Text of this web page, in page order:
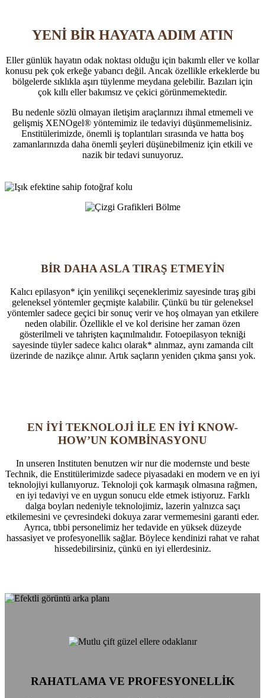
YENİ BİR HAYATA ADIM ATIN
Eller günlük hayatın odak noktası olduğu için bakımlı eller ve kollar
konusu pek çok erkeğe yabancı değil. Ancak özellikle erkeklerde bu
bölgelerde sıklıkla aşırı tüylenme meydana gelebilir. Bazıları için
çok kıllı eller bakımsız ve çekici görünmemektedir.
Bu nedenle sözlü olmayan iletişim araçlarınızı ihmal etmemeli ve
gelişmiş XENOgel® yöntemimiz ile tedaviyi düşünmemelisiniz.
Enstitülerimizde, önemli iş toplantıları sırasında ve hatta boş
zamanlarınızda daha önemli şeyleri düşünebilmeniz için etkili ve
nazik bir tedavi sunuyoruz.
BİR DAHA ASLA TIRAŞ ETMEYİN
Kalıcı epilasyon* için yenilikçi seçeneklerimiz sayesinde tıraş gibi
geleneksel yöntemler geçmişte kalabilir. Çünkü bu tür geleneksel
yöntemler sadece geçici bir sonuç verir ve hoş olmayan yan etkilere
neden olabilir. Özellikle el ve kol derisine her zaman özen
gösterilmeli ve tahrişten kaçınılmalıdır. Fotoepilasyon tekniği
sayesinde tüyler sadece kalıcı olarak* alınmaz, aynı zamanda cilt
üzerinde de nazikçe alınır. Artık saçların yeniden çıkma şansı yok.
EN İYİ TEKNOLOJİ İLE EN İYİ KNOW-
HOW’UN KOMBİNASYONU
In unseren Instituten benutzen wir nur die modernste und beste
Technik, die Enstitülerimizde sadece piyasadaki en modern ve en iyi
teknolojiyi kullanıyoruz. Teknoloji çok karmaşık olmasına rağmen,
en iyi tedaviyi ve en uygun sonucu elde etmek istiyoruz. Farklı
dalga boyları nedeniyle teknolojimiz, lazerin yalnızca saçı
etkilemesini ve çevresindeki dokuya zarar vermemesini garanti eder.
Ayrıca, tıbbi personelimiz her tedavide en yüksek düzeyde
hassasiyet ve profesyonellik sağlar. Böylece kendinizi rahat ve rahat
hissedebilirsiniz, çünkü en iyi ellerdesiniz.
RAHATLAMA VE PROFESYONELLİK